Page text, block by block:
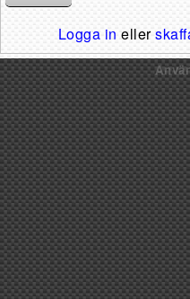
Logga in eller